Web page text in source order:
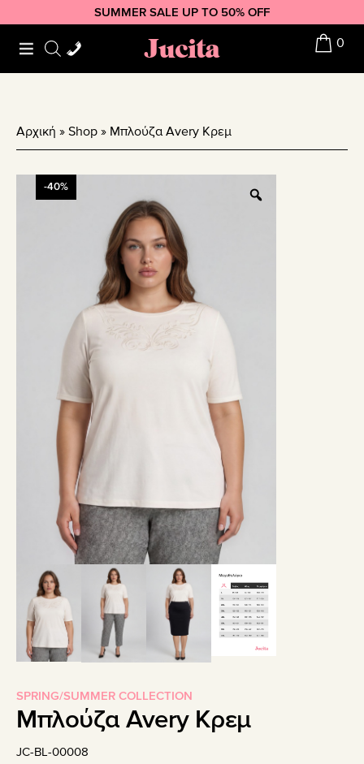
to
primary
to
main
to
footer
SUMMER SALE UP TO 50% OFF
Jucita 0
Αρχική » Shop » Μπλούζα Avery Κρεμ
-40%
SPRING/SUMMER COLLECTION
Μπλούζα Avery Κρεμ
JC-BL-00008